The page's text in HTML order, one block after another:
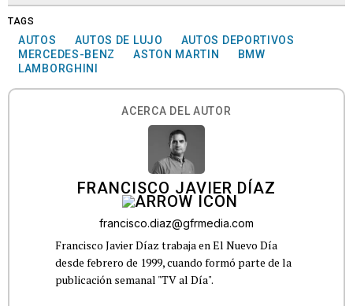
TAGS
AUTOS AUTOS DE LUJO
AUTOS DEPORTIVOS
MERCEDES-BENZ
ASTON MARTIN
BMW
LAMBORGHINI
ACERCA DEL AUTOR
FRANCISCO JAVIER DÍAZ
francisco.diaz@gfrmedia.com
Francisco Javier Díaz trabaja en El Nuevo Día
desde febrero de 1999, cuando formó parte de la
publicación semanal "TV al Día".